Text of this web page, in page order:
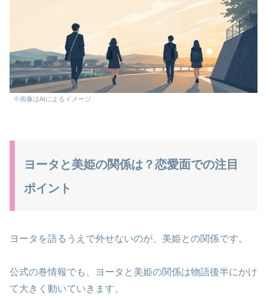
※画像はAIによるイメージ
ヨータと美姫の関係は？恋愛面での注目
ポイント
ヨータを語るうえで外せないのが、美姫との関係です。
公式の巻情報でも、ヨータと美姫の関係は物語後半にかけ
て大きく動いていきます。